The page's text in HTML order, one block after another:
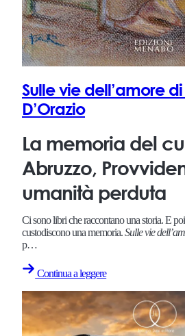
Sulle vie dell’amore
D’Orazio
La memoria del
Abruzzo,
umanità perduta
Ci sono libri che raccontano una storia. E
custodiscono una memoria.Sulle vie
p…
Continua a leggere